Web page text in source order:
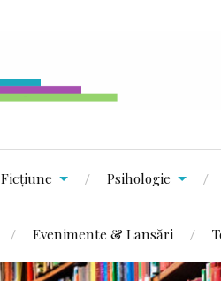
Ficțiune Psihologie
Evenimente & Lansări